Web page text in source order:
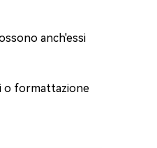
anch'essi
o formattazione